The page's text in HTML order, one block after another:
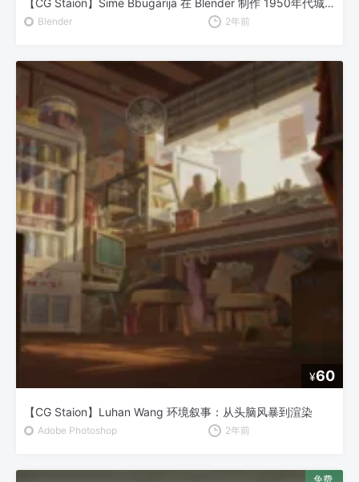
Blender 2年前
¥60
【CG Staion】Luhan Wang 环境叙事：从头脑风暴到渲染
Adobe Photoshop 2年前